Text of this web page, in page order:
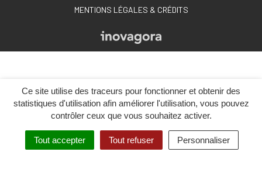
Ce site utilise des traceurs pour fonctionner et obtenir des
statistiques d'utilisation afin améliorer l'utilisation, vous pouvez
contrôler ceux que vous souhaitez activer.
Tout accepter Tout refuser Personnaliser
MENTIONS LÉGALES & CRÉDITS